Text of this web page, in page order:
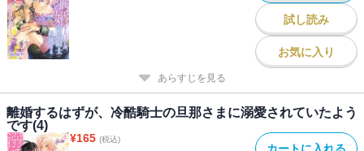
試し読み
お気に入り
あらすじを見る
離婚するはずが、冷酷騎士の旦那さまに溺愛されていたよう
です(4)
¥165 (税込)